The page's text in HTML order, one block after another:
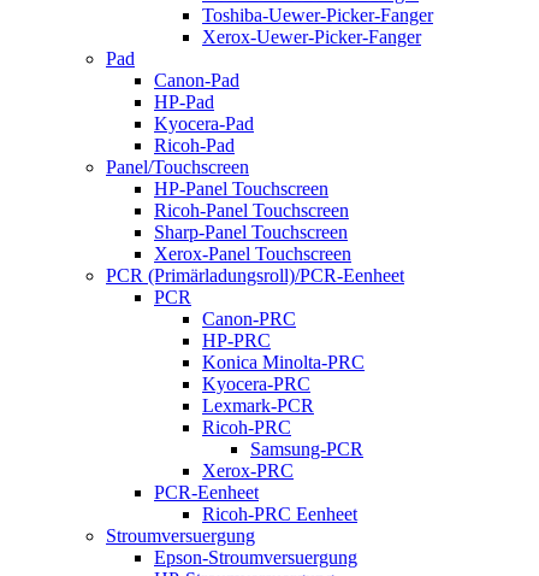
Toshiba-Uewer-Picker-Fanger
Xerox-Uewer-Picker-Fanger
Pad
Canon-Pad
HP-Pad
Kyocera-Pad
Ricoh-Pad
Panel/Touchscreen
HP-Panel Touchscreen
Ricoh-Panel Touchscreen
Sharp-Panel Touchscreen
Xerox-Panel Touchscreen
PCR (Primärladungsroll)/PCR-Eenheet
PCR
Canon-PRC
HP-PRC
Konica Minolta-PRC
Kyocera-PRC
Lexmark-PCR
Ricoh-PRC
Samsung-PCR
Xerox-PRC
PCR-Eenheet
Ricoh-PRC Eenheet
Stroumversuergung
Epson-Stroumversuergung